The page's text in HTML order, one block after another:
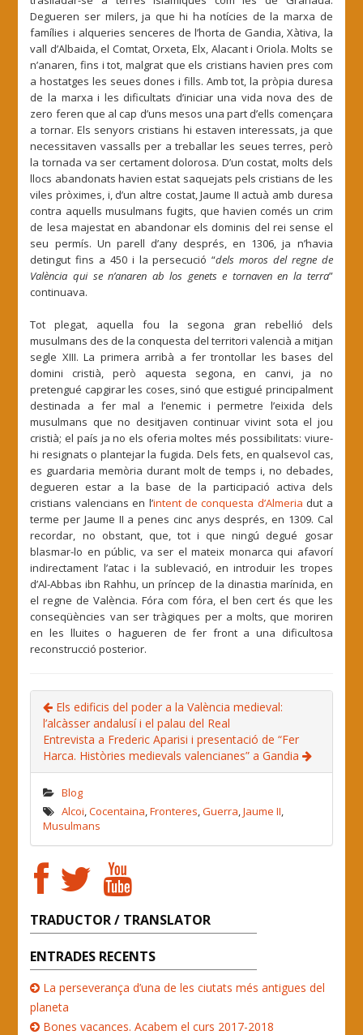
Degueren ser milers, ja que hi ha notícies de la marxa de
famílies i alqueries senceres de l’horta de Gandia, Xàtiva, la
vall d’Albaida, el Comtat, Orxeta, Elx, Alacant i Oriola. Molts se
n’anaren, fins i tot, malgrat que els cristians havien pres com
a hostatges les seues dones i fills. Amb tot, la pròpia duresa
de la marxa i les dificultats d’iniciar una vida nova des de
zero feren que al cap d’uns mesos una part d’ells començara
a tornar. Els senyors cristians hi estaven interessats, ja que
necessitaven vassalls per a treballar les seues terres, però
la tornada va ser certament dolorosa. D’un costat, molts dels
llocs abandonats havien estat saquejats pels cristians de les
viles pròximes, i, d’un altre costat, Jaume II actuà amb duresa
contra aquells musulmans fugits, que havien comés un crim
de lesa majestat en abandonar els dominis del rei sense el
seu permís. Un parell d’any després, en 1306, ja n’havia
detingut fins a 450 i la persecució “dels moros del regne de
València qui se n’anaren ab los genets e tornaven en la terra”
continuava.
Tot plegat, aquella fou la segona gran rebel·lió dels
musulmans des de la conquesta del territori valencià a mitjan
segle XIII. La primera arribà a fer trontollar les bases del
domini cristià, però aquesta segona, en canvi, ja no
pretengué capgirar les coses, sinó que estigué principalment
destinada a fer mal a l’enemic i permetre l’eixida dels
musulmans que no desitjaven continuar vivint sota el jou
cristià; el país ja no els oferia moltes més possibilitats: viure-
hi resignats o plantejar la fugida. Dels fets, en qualsevol cas,
es guardaria memòria durant molt de temps i, no debades,
degueren estar a la base de la participació activa dels
cristians valencians en l’intent de conquesta d’Almeria dut a
terme per Jaume II a penes cinc anys després, en 1309. Cal
recordar, no obstant, que, tot i que ningú degué gosar
blasmar-lo en públic, va ser el mateix monarca qui afavorí
indirectament l’atac i la sublevació, en introduir les tropes
d’Al-Abbas ibn Rahhu, un príncep de la dinastia marínida, en
el regne de València. Fóra com fóra, el ben cert és que les
conseqüències van ser tràgiques per a molts, que moriren
en les lluites o hagueren de fer front a una dificultosa
reconstrucció posterior.
Els edificis del poder a la València medieval:
l’alcàsser andalusí i el palau del Real
Entrevista a Frederic Aparisi i presentació de “Fer
Harca. Històries medievals valencianes” a Gandia
Blog
Alcoi,Cocentaina,Fronteres,Guerra,Jaume II,
Musulmans
TRADUCTOR / TRANSLATOR
ENTRADES RECENTS
La perseverança d’una de les ciutats més antigues del
planeta
Bones vacances. Acabem el curs 2017-2018